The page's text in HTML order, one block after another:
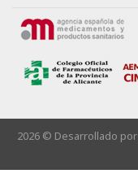
2026 © Desarrollado por